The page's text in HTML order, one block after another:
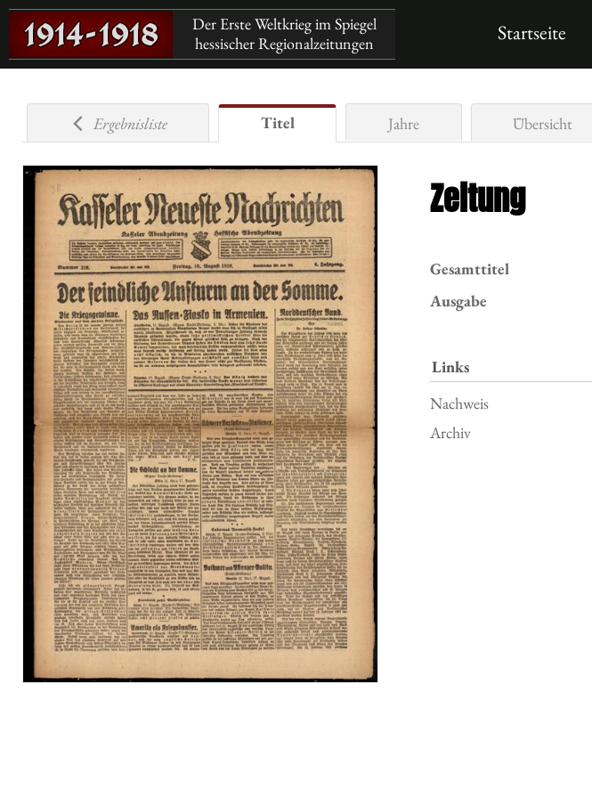
Der Erste Weltkrieg im Spiegel
hessischer Regionalzeitungen
Startseite
Ergebnisliste Titel Jahre Übersicht
Zeitung
Gesamttitel
Ausgabe
Links
Nachweis
Archiv